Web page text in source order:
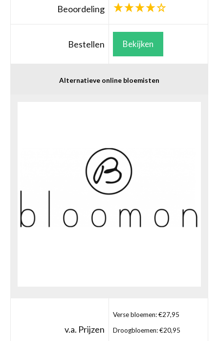
Beoordeling
Bestellen Bekijken
Alternatieve online bloemisten
v.a. Prijzen
Verse bloemen: €27,95
Droogbloemen: €20,95